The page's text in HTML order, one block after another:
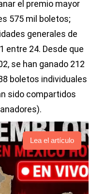
el premio mayor
575 mil boletos;
generales de
entre 24. Desde que
se han ganado 212
boletos individuales
sido compartidos
Lea el artículo